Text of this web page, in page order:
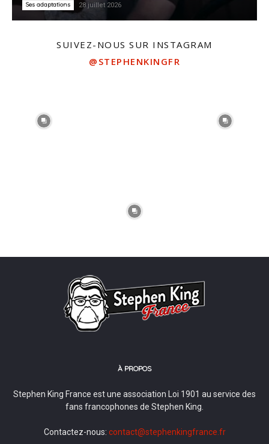
Ses adaptations 28 juillet 2026
SUIVEZ-NOUS SUR INSTAGRAM
@STEPHENKINGFR
À PROPOS
Stephen King France est une association Loi 1901 au service des
fans francophones de Stephen King.
Contactez-nous: contact@stephenkingfrance.fr